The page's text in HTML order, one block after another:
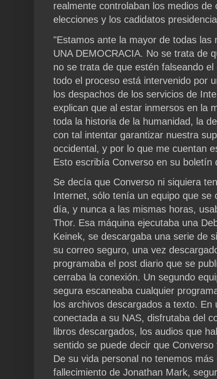
realmente controlaban los medios de
elecciones y los cadidatos
"Estamos ante la mayor de todas las
UNA DEMOCRACIA. No se trata de
no se trata de que estén falseando
todo el proceso está intervenido por
los despachos de los servicios de
explican que al estar inmersos en la
toda la historia de la humanidad, la
con tal intentar garantizar nuestra
occidental, y por lo que me cuentan
Esto escribía Converso en su
Se decía que Converso ni siquiera
Internet, sólo tenía un equipo que se
día, y nunca a las mismas horas,
Thor. Esa máquina ejecutaba una
Keinek, se descargaba una serie de
su correo seguro, una vez
programaba el post diario que se
cerraba la conexión. Un segundo
segura escaneaba cualquier
los archivos descargados a texto.
conectada a su NAS, disfrutaba del
libros descargados, los audios que
sentido se puede decir que
De su vida personal no tenemos más
fallecimiento de Jonathan Mark,